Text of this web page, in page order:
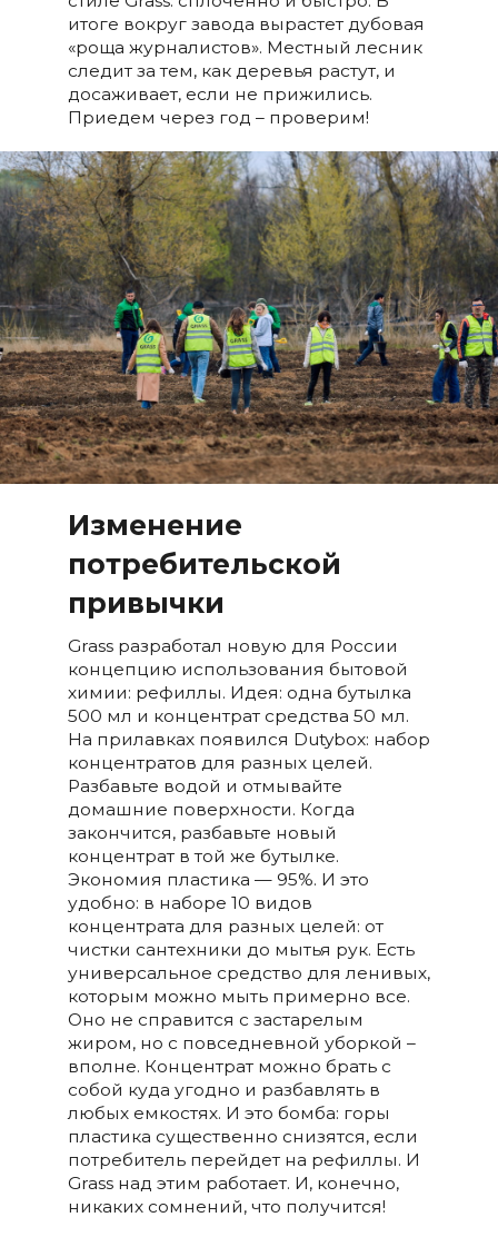
итоге вокруг завода вырастет дубовая
«роща журналистов». Местный лесник
следит за тем, как деревья растут, и
досаживает, если не прижились.
Приедем через год – проверим!
Изменение
потребительской
привычки
Grass разработал новую для России
концепцию использования бытовой
химии: рефиллы. Идея: одна бутылка
500 мл и концентрат средства 50 мл.
На прилавках появился Dutybox: набор
концентратов для разных целей.
Разбавьте водой и отмывайте
домашние поверхности. Когда
закончится, разбавьте новый
концентрат в той же бутылке.
Экономия пластика — 95%. И это
удобно: в наборе 10 видов
концентрата для разных целей: от
чистки сантехники до мытья рук. Есть
универсальное средство для ленивых,
которым можно мыть примерно все.
Оно не справится с застарелым
жиром, но с повседневной уборкой –
вполне. Концентрат можно брать с
собой куда угодно и разбавлять в
любых емкостях. И это бомба: горы
пластика существенно снизятся, если
потребитель перейдет на рефиллы. И
Grass над этим работает. И, конечно,
никаких сомнений, что получится!